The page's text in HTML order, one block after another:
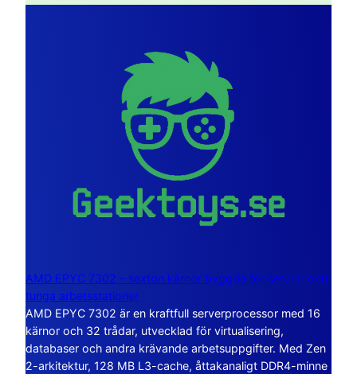
AMD EPYC 7302 – sexton kärnor byggda för servrar och
tunga arbetsstationer
AMD EPYC 7302 är en kraftfull serverprocessor med 16
kärnor och 32 trådar, utvecklad för virtualisering,
databaser och andra krävande arbetsuppgifter. Med Zen
2-arkitektur, 128 MB L3-cache, åttakanaligt DDR4-minne